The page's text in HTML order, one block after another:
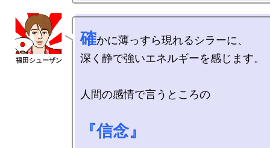
確かに薄っすら現れるシラーに、
深く静で強いエネルギーを感じます。
人間の感情で言うところの
『信念』